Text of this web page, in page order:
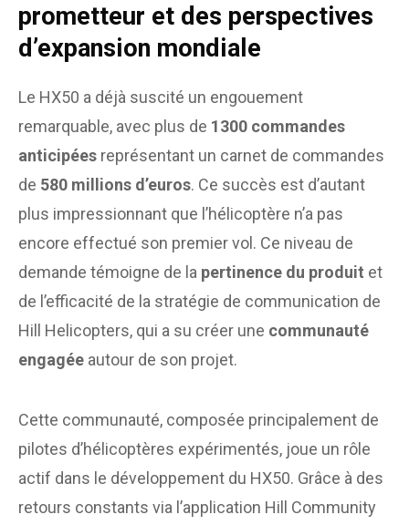
prometteur et des perspectives
d’expansion mondiale
Le HX50 a déjà suscité un engouement
remarquable, avec plus de 1300 commandes
anticipées représentant un carnet de commandes
de 580 millions d’euros. Ce succès est d’autant
plus impressionnant que l’hélicoptère n’a pas
encore effectué son premier vol. Ce niveau de
demande témoigne de la pertinence du produit et
de l’efficacité de la stratégie de communication de
Hill Helicopters, qui a su créer une communauté
engagée autour de son projet.
Cette communauté, composée principalement de
pilotes d’hélicoptères expérimentés, joue un rôle
actif dans le développement du HX50. Grâce à des
retours constants via l’application Hill Community